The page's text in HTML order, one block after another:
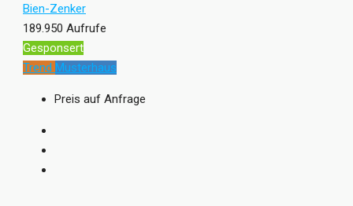
Bien-Zenker
189.950 Aufrufe
Gesponsert
Trend Musterhaus
Preis auf Anfrage